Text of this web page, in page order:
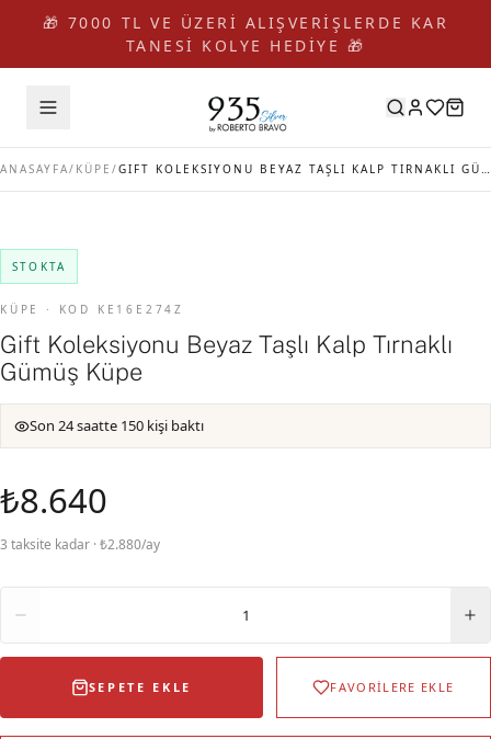
🎁 7000 TL VE ÜZERİ ALIŞVERİŞLERDE KAR
TANESİ KOLYE HEDİYE 🎁
ANASAYFA/ KÜPE / GIFT KOLEKSIYONU BEYAZ TAŞLI KALP TIRNAKLI GÜMÜŞ KÜPE
STOKTA
KÜPE · KOD KE16E274Z
Gift Koleksiyonu Beyaz Taşlı Kalp Tırnaklı
Gümüş Küpe
Son 24 saatte 150 kişi baktı
₺8.640
3 taksite kadar · ₺2.880/ay
1
SEPETE EKLE FAVORİLERE EKLE